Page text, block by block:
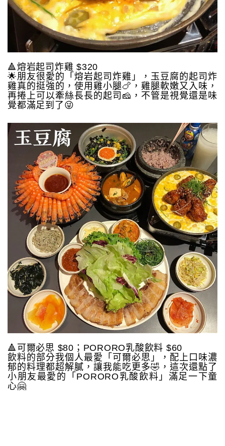
🔺熔岩起司炸雞 $320
🌟朋友很愛的「熔岩起司炸雞」，玉豆腐的起司炸
雞真的挺強的，使用雞小腿🍗，雞腿軟嫩又入味，
再捲上可以牽絲長長的起司🧀️，不管是視覺還是味
覺都滿足到了😜
🔺可爾必思 $80；PORORO乳酸飲料 $60
飲料的部分我個人最愛「可爾必思」，配上口味濃
郁的料理都超解膩，讓我能吃更多🤣，這次還點了
小朋友最愛的「PORORO乳酸飲料」滿足一下童
心🤗